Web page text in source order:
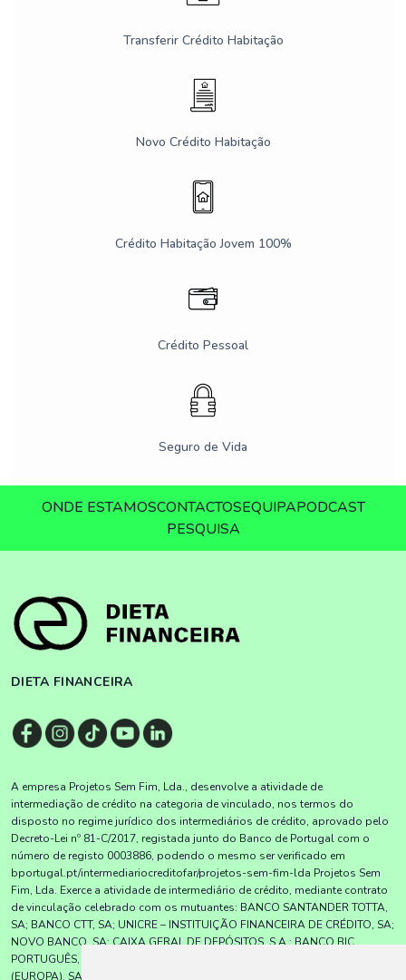
Transferir Crédito Habitação
Novo Crédito Habitação
Crédito Habitação Jovem 100%
Crédito Pessoal
Seguro de Vida
ONDE ESTAMOSCONTACTOSEQUIPAPODCAST
PESQUISA
DIETA FINANCEIRA
A empresa Projetos Sem Fim, Lda., desenvolve a atividade de
intermediação de crédito na categoria de vinculado, nos termos do
disposto no regime jurídico dos intermediários de crédito, aprovado pelo
Decreto-Lei nº 81-C/2017, registada junto do Banco de Portugal com o
número de registo 0003886, podendo o mesmo ser verificado em
bportugal.pt/intermediariocreditofar/projetos-sem-fim-lda Projetos Sem
Fim, Lda. Exerce a atividade de intermediário de crédito, mediante contrato
de vinculação celebrado com os mutuantes: BANCO SANTANDER TOTTA,
SA; BANCO CTT, SA; UNICRE – INSTITUIÇÃO FINANCEIRA DE CRÉDITO, SA;
NOVO BANCO, SA; CAIXA GERAL DE DEPÓSITOS, S.A.; BANCO BIC
PORTUGUÊS, SA; BNI – BANCO DE NEGÓCIOS INTERNACIONAL
(EUROPA), SA; UNION DE CRÉDITOS INMOBILIÁRIOS, S.A.,